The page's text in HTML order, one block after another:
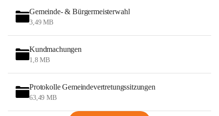
Gemeinde- & Bürgermeisterwahl
3,49 MB
Kundmachungen
1,8 MB
Protokolle Gemeindevertretungssitzungen
63,49 MB